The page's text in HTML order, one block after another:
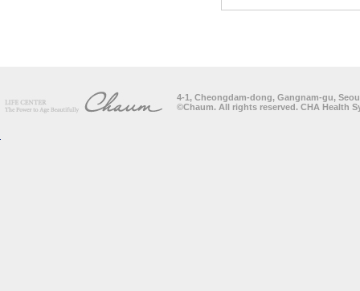
4-1, Cheongdam-dong, Gangnam-gu,
©Chaum. All rights reserved. CHA Health